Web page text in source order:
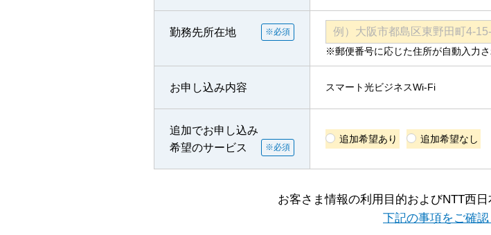
勤務先所在地 ※必須
※郵便番号に応じた住所が自動入力
お申し込み内容 スマート光ビジネスWi-Fi
追加でお申し込み
希望のサービス
※必須
追加希望あり 追加希望なし
お客さま情報の利用目的およびNTT西
下記の事項をご確認